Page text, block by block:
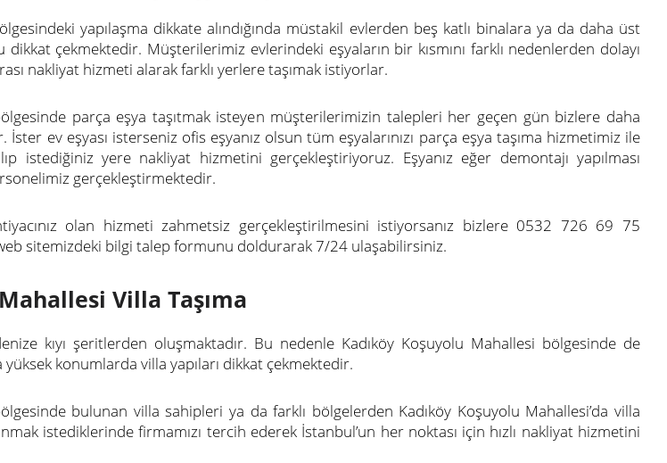
yapılaşma dikkate alındığında müstakil evlerden beş katlı binalara ya da daha üst
dikkat çekmektedir. Müşterilerimiz evlerindeki eşyaların bir kısmını farklı nedenlerden dolayı
nakliyat hizmeti alarak farklı yerlere taşımak istiyorlar.
parça eşya taşıtmak isteyen müşterilerimizin talepleri her geçen gün bizlere daha
ev eşyası isterseniz ofis eşyanız olsun tüm eşyalarınızı parça eşya taşıma hizmetimiz ile
istediğiniz yere nakliyat hizmetini gerçekleştiriyoruz. Eşyanız eğer demontajı yapılması
gerçekleştirmektedir.
olan hizmeti zahmetsiz gerçekleştirilmesini istiyorsanız bizlere 0532 726 69 75
sitemizdeki bilgi talep formunu doldurarak 7/24 ulaşabilirsiniz.
Villa Taşıma
kıyı şeritlerden oluşmaktadır. Bu nedenle Kadıköy Koşuyolu Mahallesi bölgesinde de
konumlarda villa yapıları dikkat çekmektedir.
bulunan villa sahipleri ya da farklı bölgelerden Kadıköy Koşuyolu Mahallesi’da villa
istediklerinde firmamızı tercih ederek İstanbul’un her noktası için hızlı nakliyat hizmetini